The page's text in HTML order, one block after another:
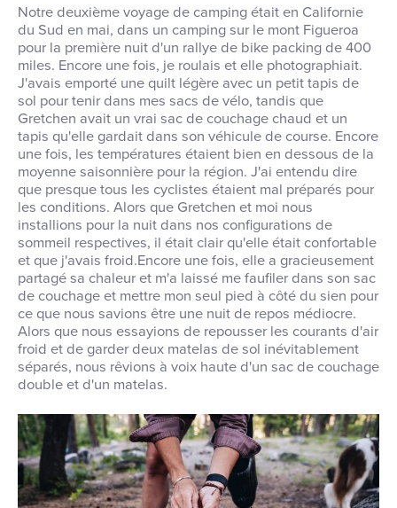
Notre deuxième voyage de camping était en Californie
du Sud en mai, dans un camping sur le mont Figueroa
pour la première nuit d'un rallye de bike packing de 400
miles. Encore une fois, je roulais et elle photographiait.
J'avais emporté une quilt légère avec un petit tapis de
sol pour tenir dans mes sacs de vélo, tandis que
Gretchen avait un vrai sac de couchage chaud et un
tapis qu'elle gardait dans son véhicule de course. Encore
une fois, les températures étaient bien en dessous de la
moyenne saisonnière pour la région. J'ai entendu dire
que presque tous les cyclistes étaient mal préparés pour
les conditions. Alors que Gretchen et moi nous
installions pour la nuit dans nos configurations de
sommeil respectives, il était clair qu'elle était confortable
et que j'avais froid.Encore une fois, elle a gracieusement
partagé sa chaleur et m'a laissé me faufiler dans son sac
de couchage et mettre mon seul pied à côté du sien pour
ce que nous savions être une nuit de repos médiocre.
Alors que nous essayions de repousser les courants d'air
froid et de garder deux matelas de sol inévitablement
séparés, nous rêvions à voix haute d'un sac de couchage
double et d'un matelas.